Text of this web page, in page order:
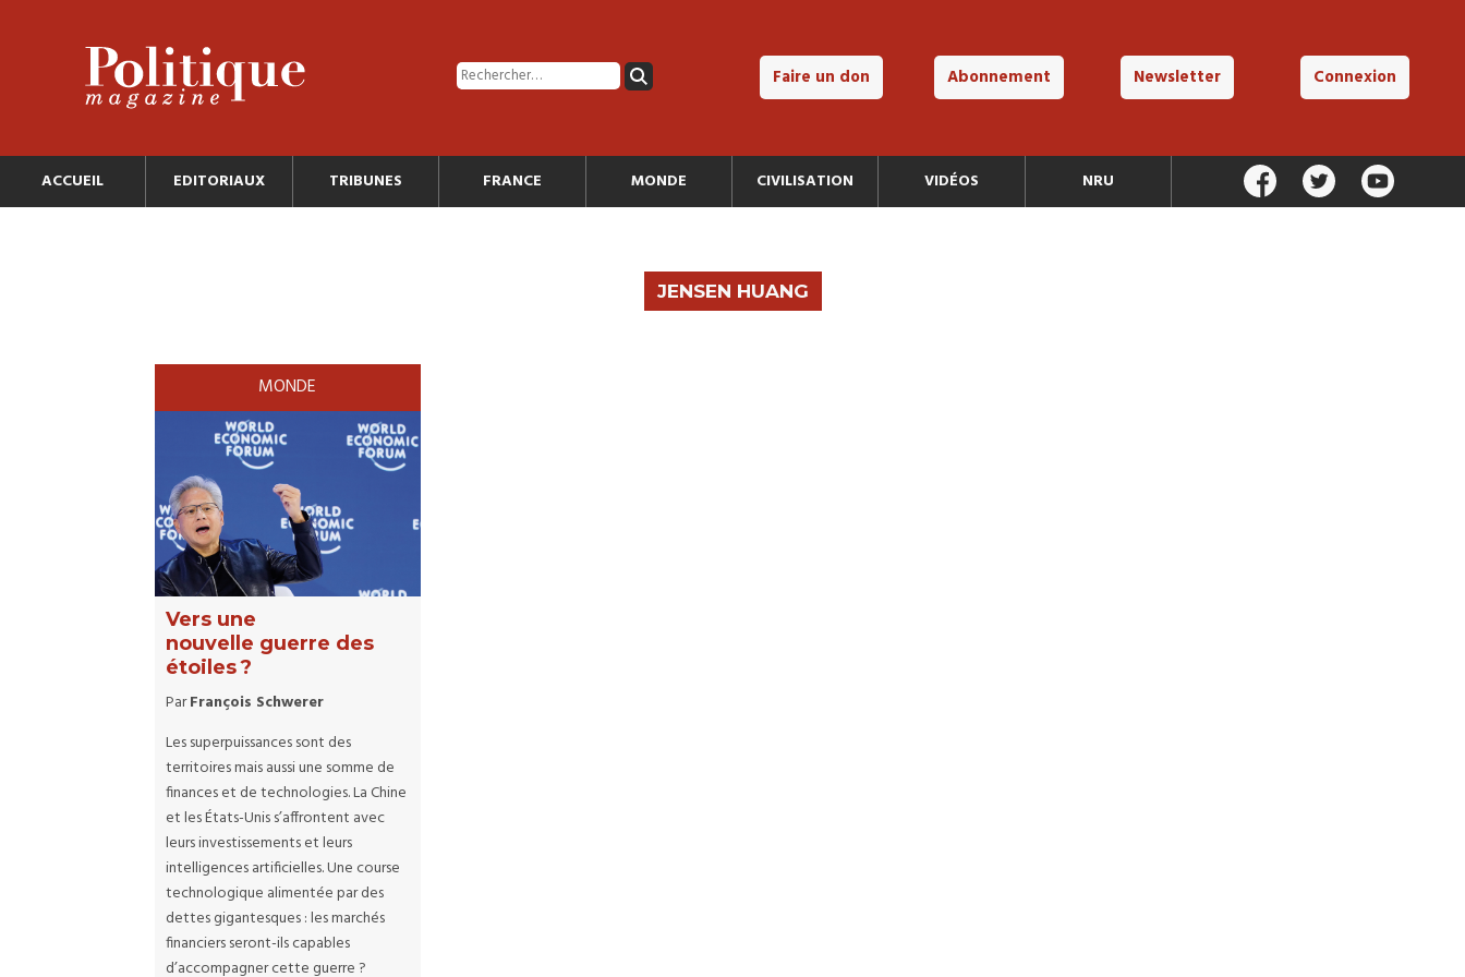
Faire un don Abonnement Newsletter Connexion
ACCUEIL EDITORIAUX TRIBUNES FRANCE MONDE CIVILISATION VIDÉOS NRU
JENSEN HUANG
MONDE
Vers une
nouvelle guerre des
étoiles ?
ParFrançois Schwerer
Les superpuissances sont des
territoires mais aussi une somme de
finances et de technologies. La Chine
et les États-Unis s’affrontent avec
leurs investissements et leurs
intelligences artificielles. Une course
technologique alimentée par des
dettes gigantesques : les marchés
financiers seront-ils capables
d’accompagner cette guerre ?